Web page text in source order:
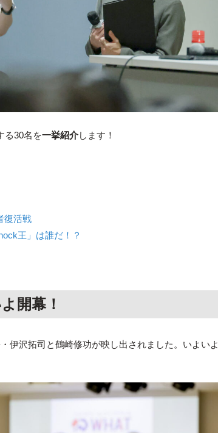
る30名を一挙紹介します！
復活戦
王」は誰だ！？
よ開幕！
伊沢拓司と鶴崎修功が映し出されました。いよいよ